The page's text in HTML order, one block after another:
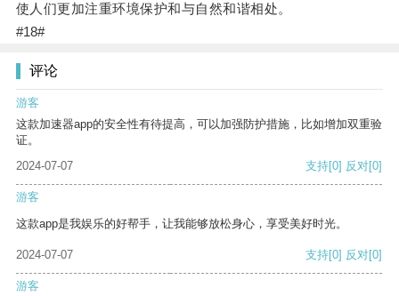
使人们更加注重环境保护和与自然和谐相处。
#18#
评论
游客
这款加速器app的安全性有待提高，可以加强防护措施，比如增加双重验
证。
2024-07-07
支持[0] 反对[0]
游客
这款app是我娱乐的好帮手，让我能够放松身心，享受美好时光。
2024-07-07 支持[0] 反对[0]
游客